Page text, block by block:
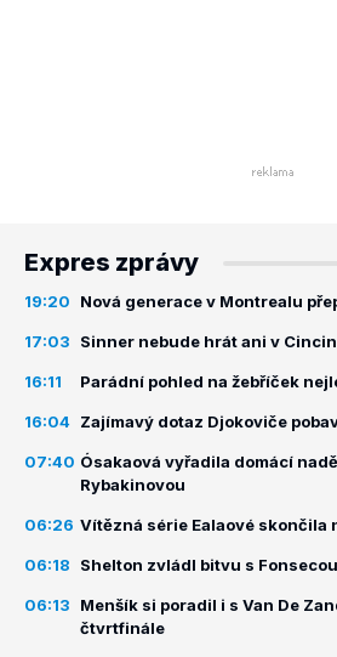
Expres zprávy
19:20 Nová generace v Montrealu
17:03 Sinner nebude hrát ani v
16:11 Parádní pohled na žebříček
16:04 Zajímavý dotaz Djokoviče
07:40 Ósakaová vyřadila domácí
Rybakinovou
06:26 Vítězná série Ealaové skončila
06:18 Shelton zvládl bitvu s
06:13
Menšík si poradil i s Van De
čtvrtfinále